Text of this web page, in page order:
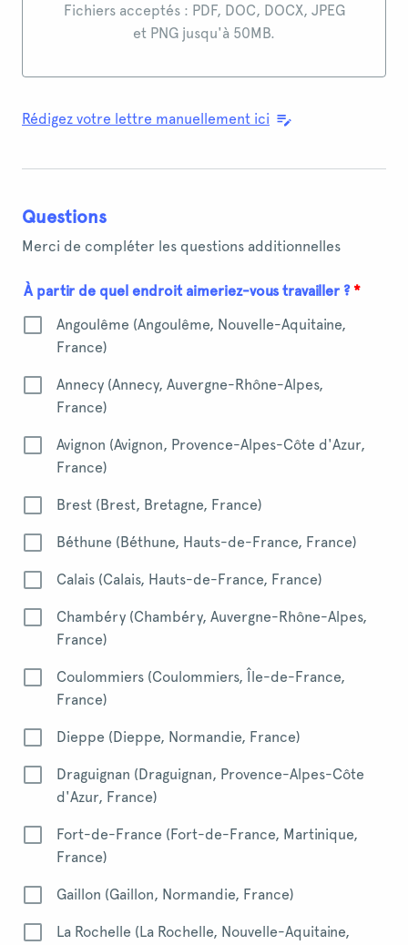
Importez un fichier ou glissez-déposez ici
Fichiers acceptés : PDF, DOC, DOCX, JPEG
et PNG jusqu'à 50MB.
Rédigez votre lettre manuellement ici
Questions
Merci de compléter les questions additionnelles
À partir de quel endroit aimeriez-vous travailler ? *
Angoulême (Angoulême, Nouvelle-Aquitaine,
France)
Annecy (Annecy, Auvergne-Rhône-Alpes,
France)
Avignon (Avignon, Provence-Alpes-Côte d'Azur,
France)
Brest (Brest, Bretagne, France)
Béthune (Béthune, Hauts-de-France, France)
Calais (Calais, Hauts-de-France, France)
Chambéry (Chambéry, Auvergne-Rhône-Alpes,
France)
Coulommiers (Coulommiers, Île-de-France,
France)
Dieppe (Dieppe, Normandie, France)
Draguignan (Draguignan, Provence-Alpes-Côte
d'Azur, France)
Fort-de-France (Fort-de-France, Martinique,
France)
Gaillon (Gaillon, Normandie, France)
La Rochelle (La Rochelle, Nouvelle-Aquitaine,